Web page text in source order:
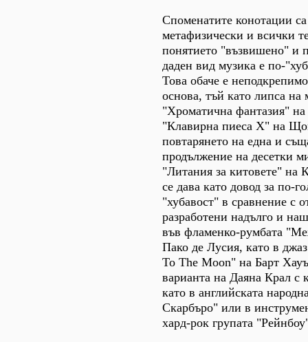
Споменатите конотации
метафизически и всички
понятието "възвишено" и
даден вид музика е по-
Това обаче е
основа, тъй като липса на
"Хроматична фантазия"
"Клавирна пиеса Х" на
повтарянето на една и
продължение на десетки
"Литания за китовете" на
се дава като довод за по-
"хубавост" в сравнение с
разработени надълго и
във фламенко-румбата
Пако де Лусия, като в
To The Moon" на Барт
варианта на Даяна Крал с
като в английската
Скарбъро" или в
хард-рок групата